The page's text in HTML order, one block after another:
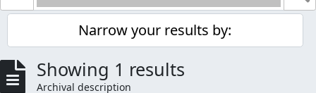
Narrow your results by:
Showing 1 results
Archival description